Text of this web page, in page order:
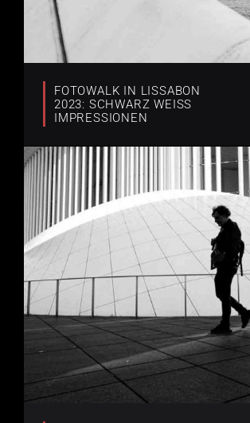
FOTOWALK IN LISSABON
2023: SCHWARZ WEISS I
MPRESSIONEN